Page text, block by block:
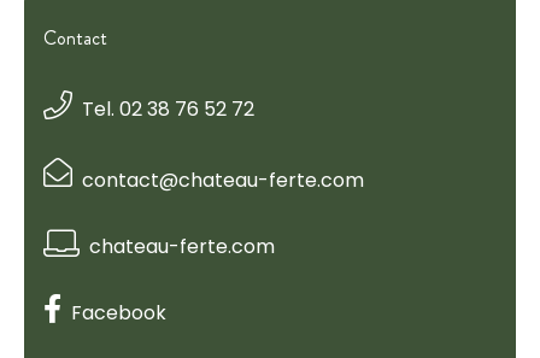
Contact
Tel. 02 38 76 52 72
contact@chateau-ferte.com
chateau-ferte.com
Facebook